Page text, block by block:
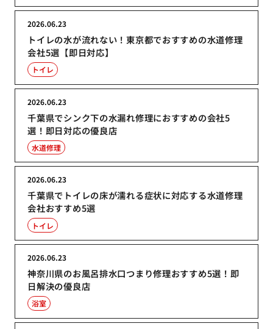
トイレの水が流れない！東京都でおすすめの水道修理
会社5選【即日対応】
2026.06.23
トイレ
千葉県でシンク下の水漏れ修理におすすめの会社5
選！即日対応の優良店
2026.06.23
水道修理
千葉県でトイレの床が濡れる症状に対応する水道修理
会社おすすめ5選
2026.06.23
トイレ
神奈川県のお風呂排水口つまり修理おすすめ5選！即
日解決の優良店
2026.06.23
浴室